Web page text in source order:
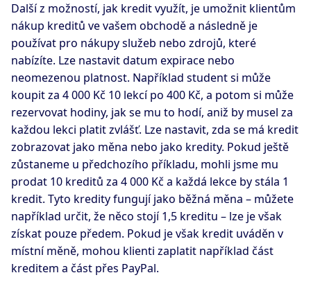
Další z možností, jak kredit využít, je umožnit klientům
nákup kreditů ve vašem obchodě a následně je
používat pro nákupy služeb nebo zdrojů, které
nabízíte. Lze nastavit datum expirace nebo
neomezenou platnost. Například student si může
koupit za 4 000 Kč 10 lekcí po 400 Kč, a potom si může
rezervovat hodiny, jak se mu to hodí, aniž by musel za
každou lekci platit zvlášť. Lze nastavit, zda se má kredit
zobrazovat jako měna nebo jako kredity. Pokud ještě
zůstaneme u předchozího příkladu, mohli jsme mu
prodat 10 kreditů za 4 000 Kč a každá lekce by stála 1
kredit. Tyto kredity fungují jako běžná měna – můžete
například určit, že něco stojí 1,5 kreditu – lze je však
získat pouze předem. Pokud je však kredit uváděn v
místní měně, mohou klienti zaplatit například část
kreditem a část přes PayPal.